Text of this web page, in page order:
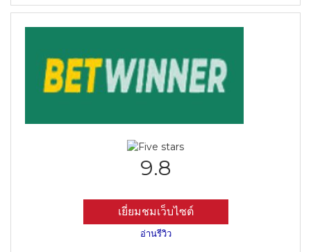
9.8
เยี่ยมชมเว็บไซต์
อ่านรีวิว